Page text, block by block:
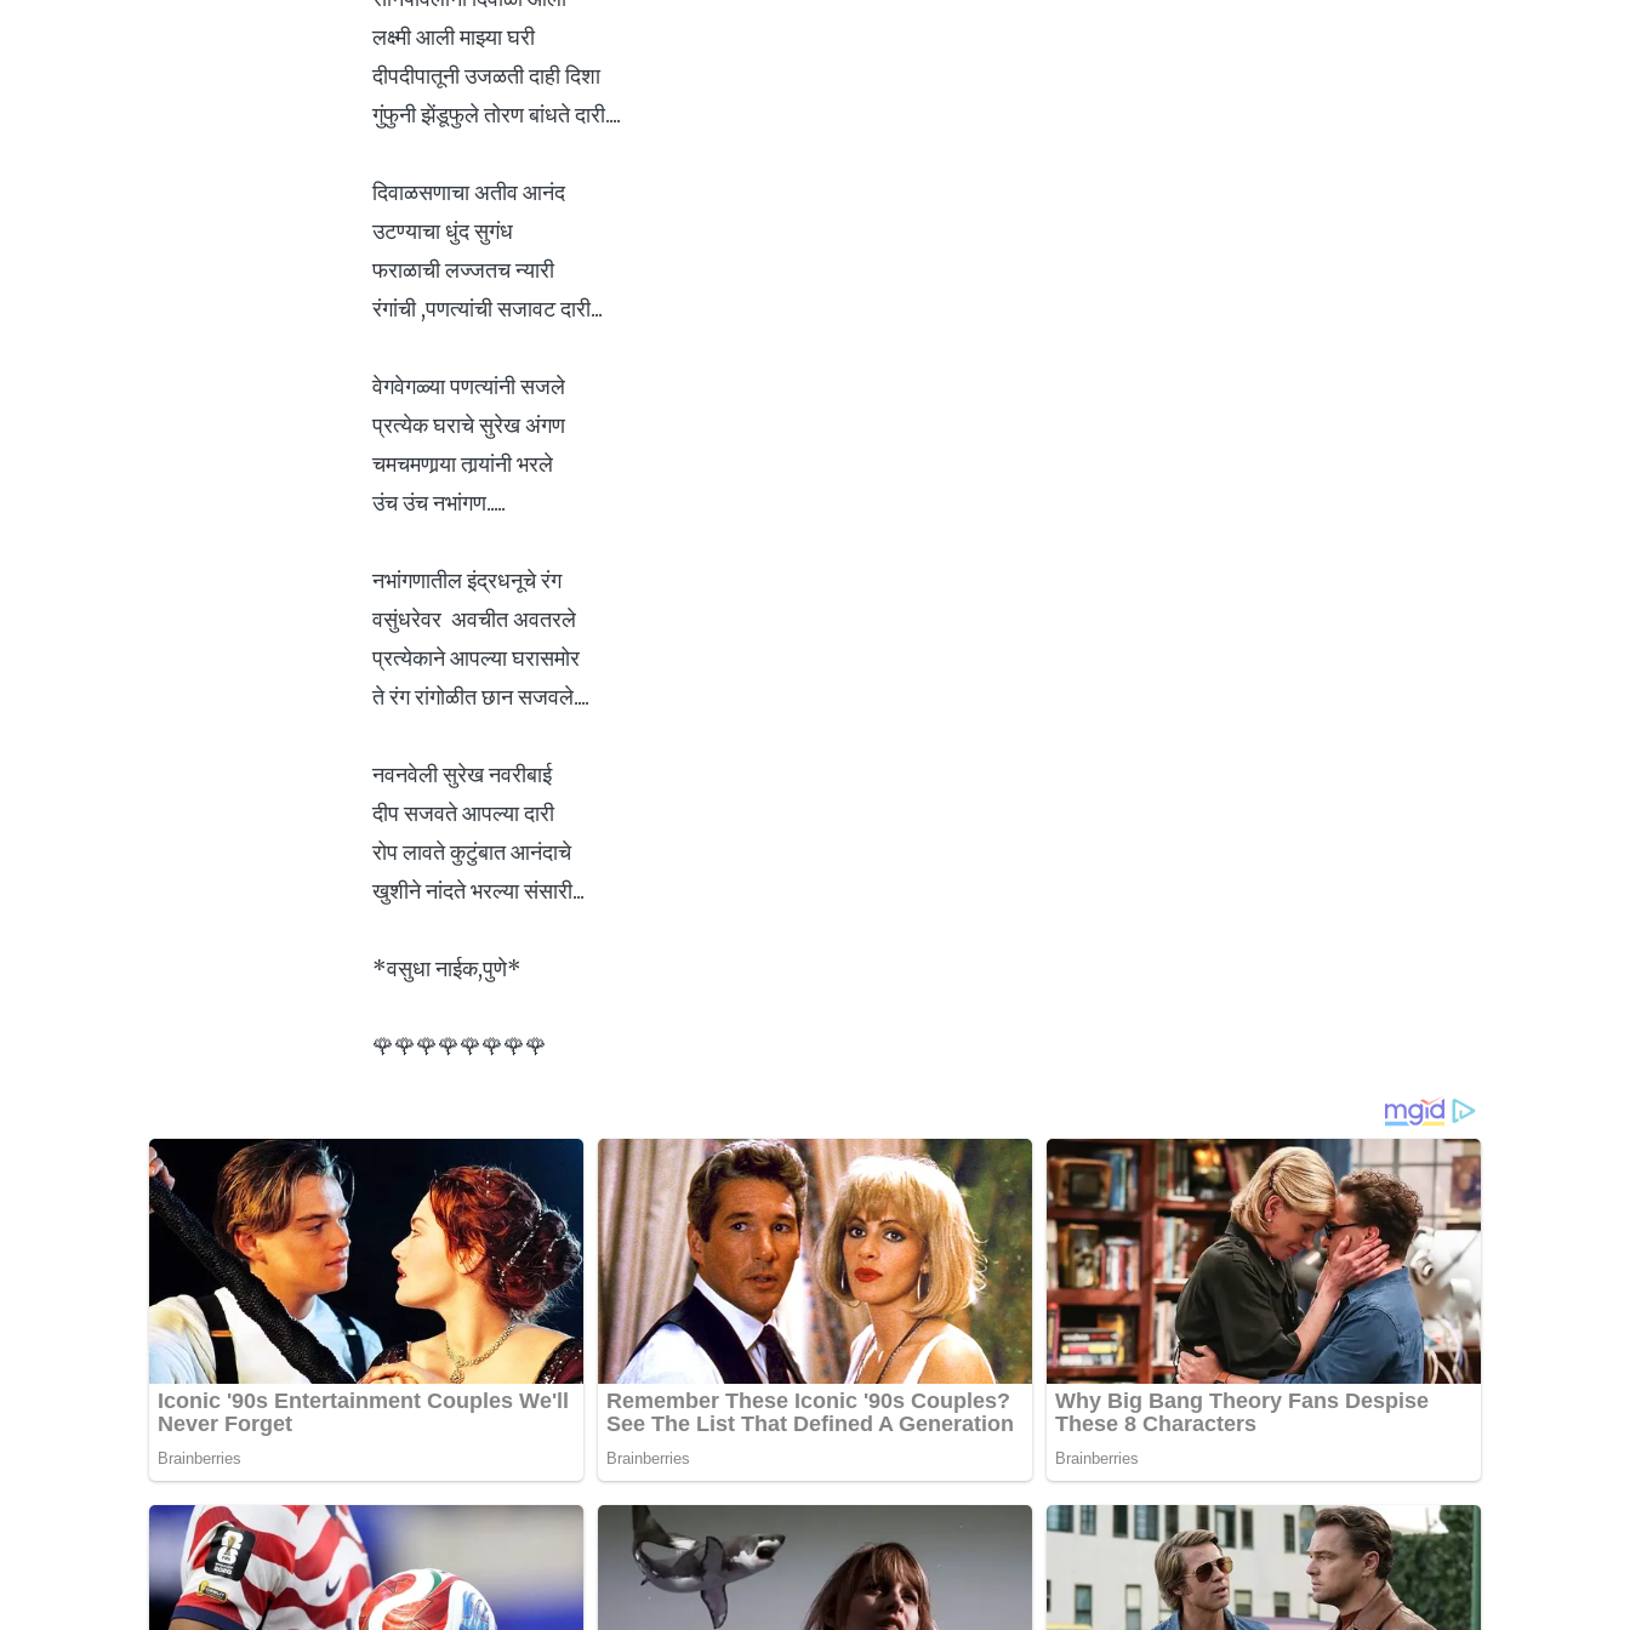
लक्ष्मी आली माझ्या घरी
दीपदीपातूनी उजळती दाही दिशा
गुंफुनी झेंडूफुले तोरण बांधते दारी....
दिवाळसणाचा अतीव आनंद
उटण्याचा धुंद सुगंध
फराळाची लज्जतच न्यारी
रंगांची ,पणत्यांची सजावट दारी...
वेगवेगळ्या पणत्यांनी सजले
प्रत्येक घराचे सुरेख अंगण
चमचमणार्‍या तार्‍यांनी भरले
उंच उंच नभांगण.....
नभांगणातील इंद्रधनूचे रंग
वसुंधरेवर अवचीत अवतरले
प्रत्येकाने आपल्या घरासमोर
ते रंग रांगोळीत छान सजवले....
नवनवेली सुरेख नवरीबाई
दीप सजवते आपल्या दारी
रोप लावते कुटुंबात आनंदाचे
खुशीने नांदते भरल्या संसारी...
*वसुधा नाईक,पुणे*
🌹🌹🌹🌹🌹🌹🌹🌹